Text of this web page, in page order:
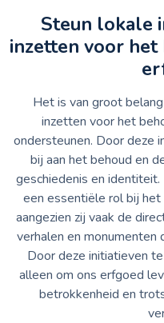
Steun lokale
inzetten voor
Het is van groot
inzetten voor het
ondersteunen. Door deze
bij aan het behoud en
geschiedenis en
een essentiële rol bij
aangezien zij vaak de
verhalen en monumenten
Door deze initiatieven
alleen om ons erfgoed
betrokkenheid en